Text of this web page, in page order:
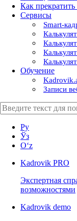
Как
Сервисы
Smart-
Обучение
Записи
Ру
Ўз
Oʻz
Kadrovik PRO
Экспертная
возможностями
Kadrovik demo